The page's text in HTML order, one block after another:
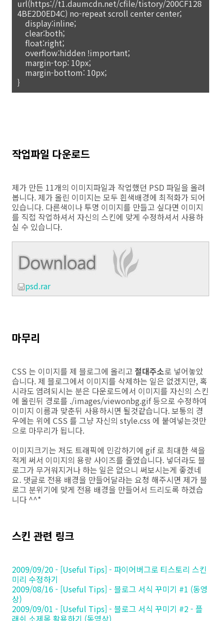
url(https://t1.daumcdn.net/cfile/tistory/200CF128
4BE2D0ED4C) no-repeat scroll center center;
display:inline;
clear:both;
float:right;
overflow:hidden !important;
margin-top: 10px;
margin-bottom: 10px;
}
작업파일 다운로드
제가 만든 11개의 이미지파일과 작업했던 PSD 파일을 올려
봅니다. 제가 올린 이미지는 모두 흰색배경에 최적화가 되어
있습니다. 다른색이나 투명 이미지를 만들고 싶다면 이미지
를 직접 작업하셔서 자신의 스킨에 맞게 수정하셔서 사용하
실 수 있습니다.
psd.rar
마무리
CSS 는 이미지를 제 블로그에 올리고 절대주소로 넣어놓았
습니다. 제 블로그에서 이미지를 삭제하는 일은 없겠지만, 혹
시라도 염려되시는 분은 다운로드에서 이미지를 자신의 스킨
에 올린뒤 경로를 ./images/viewonbg.gif 등으로 수정하여
이미지 이름과 맞춘뒤 사용하시면 될것같습니다. 보통의 경
우에는 위에 CSS 를 그냥 자신의 style.css 에 붙여넣는것만
으로 마무리가 됩니다.
이미지크기는 저도 트래픽에 민감하기에 gif 로 최대한 색을
적게 써서 이미지의 용량 사이즈를 줄였습니다. 넣더라도 블
로그가 무거워지거나 하는 일은 없으니 써보시는게 좋겠네
요. 댓글로 전용 배경을 만들어달라는 요청 해주시면 제가 블
로그 분위기에 맞게 전용 배경을 만들어서 드리도록 하겠습
니다 ^^*
스킨 관련 링크
2009/09/20 - [Useful Tips] - 파이어버그로 티스토리 스킨
미리 수정하기
2009/08/16 - [Useful Tips] - 블로그 서식 꾸미기 #1 (동영
상)
2009/09/01 - [Useful Tips] - 블로그 서식 꾸미기 #2 - 플
래쉬 소제목 활용하기 (동영상)